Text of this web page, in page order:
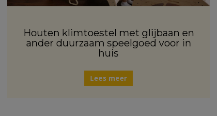
Houten klimtoestel met glijbaan en
ander duurzaam speelgoed voor in
huis
Lees meer